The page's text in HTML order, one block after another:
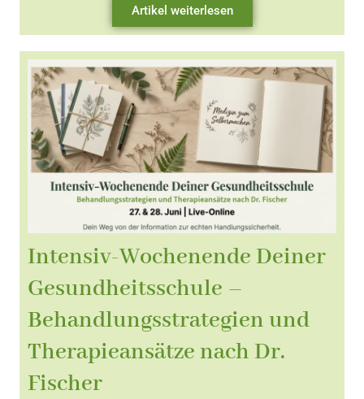
Artikel weiterlesen
Intensiv-Wochenende Deiner
Gesundheitsschule –
Behandlungsstrategien und
Therapieansätze nach Dr.
Fischer